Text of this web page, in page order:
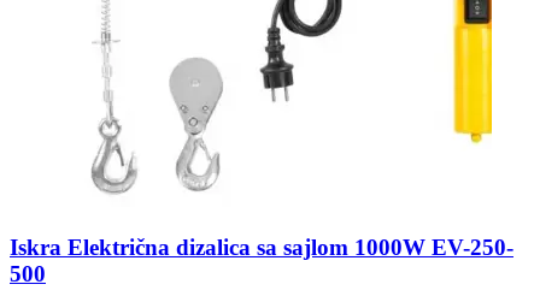
Iskra Električna dizalica sa sajlom 1000W EV-250-
500